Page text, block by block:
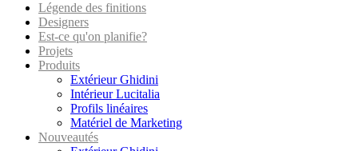
Légende des finitions
Designers
Est-ce qu'on planifie?
Projets
Produits
Extérieur Ghidini
Intérieur Lucitalia
Profils linéaires
Matériel de Marketing
Nouveautés